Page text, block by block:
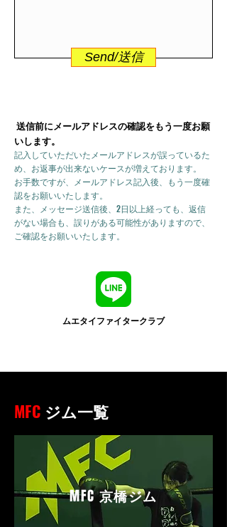
Send/送信
送信前にメールアドレスの確認をもう一度お願
いします。
記入していただいたメールアドレスが誤っているた
め、お返事が出来ないケースが増えております。
お手数ですが、メールアドレス記入後、もう一度確
認をお願いいたします。
また、メッセージ送信後、2日以上経っても、返信
がない場合も、誤りがある可能性がありますので、
ご確認をお願いいたします。
ムエタイファイタークラブ
MFC ジム一覧
MFC京橋ジム